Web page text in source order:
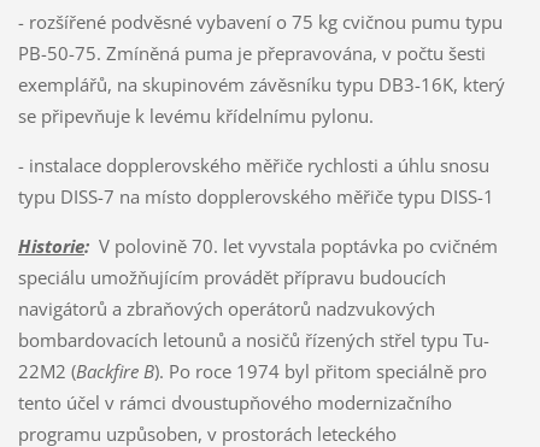
- rozšířené podvěsné vybavení o 75 kg cvičnou pumu typu
PB-50-75. Zmíněná puma je přepravována, v počtu šesti
exemplářů, na skupinovém závěsníku typu DB3-16K, který
se připevňuje k levému křídelnímu pylonu.
- instalace dopplerovského měřiče rychlosti a úhlu snosu
typu DISS-7 na místo dopplerovského měřiče typu DISS-1
Historie:V polovině 70. let vyvstala poptávka po cvičném
speciálu umožňujícím provádět přípravu budoucích
navigátorů a zbraňových operátorů nadzvukových
bombardovacích letounů a nosičů řízených střel typu Tu-
22M2 (Backfire B). Po roce 1974 byl přitom speciálně pro
tento účel v rámci dvoustupňového modernizačního
programu uzpůsoben, v prostorách leteckého